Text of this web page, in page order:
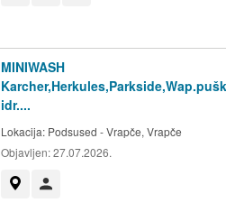
MINIWASH
idr....
Lokacija: Podsused - Vrapče, Vrapče
Objavljen:27.07.2026.